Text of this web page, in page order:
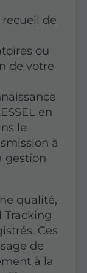
de
ou
de votre
en
le
à
gestion
qualité,
Tracking
Ces
de
à la